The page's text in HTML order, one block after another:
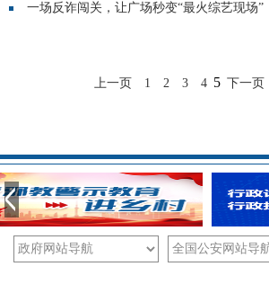
一场反诈闯关，让广场秒变“最火综艺现场”
上一页 1 2 3 4 5 下一页